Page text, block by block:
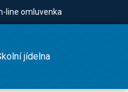
line omluvenka
jídelna